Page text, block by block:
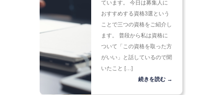
ています。 今日は募集人に
おすすめする資格3選という
ことで三つの資格をご紹介し
ます。 普段から私は資格に
ついて「この資格を取った方
がいい」と話しているので聞
いたこと […]
続きを読む →